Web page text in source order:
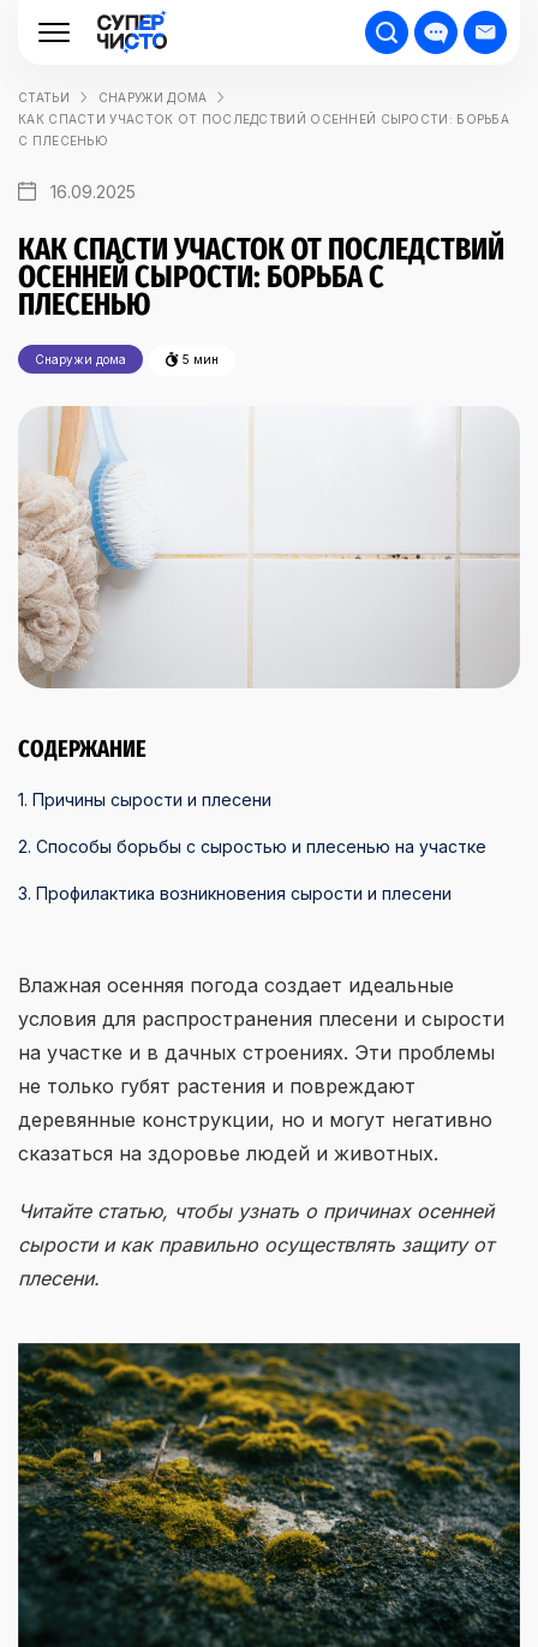
СТАТЬИ
СНАРУЖИ ДОМА
КАК СПАСТИ УЧАСТОК ОТ ПОСЛЕДСТВИЙ ОСЕННЕЙ СЫРОСТИ: БОРЬБА
С ПЛЕСЕНЬЮ
16.09.2025
КАК СПАСТИ УЧАСТОК ОТ ПОСЛЕДСТВИЙ
ОСЕННЕЙ СЫРОСТИ: БОРЬБА С
ПЛЕСЕНЬЮ
Снаружи дома 5 мин
СОДЕРЖАНИЕ
1. Причины сырости и плесени
2. Способы борьбы с сыростью и плесенью на участке
3. Профилактика возникновения сырости и плесени
Влажная осенняя погода создает идеальные
условия для распространения плесени и сырости
на участке и в дачных строениях. Эти проблемы
не только губят растения и повреждают
деревянные конструкции, но и могут негативно
сказаться на здоровье людей и животных.
Читайте статью, чтобы узнать о причинах осенней
сырости и как правильно осуществлять защиту от
плесени.